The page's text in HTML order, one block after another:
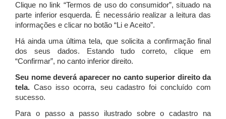
Clique no link “Termos de uso do consumidor”, situado na
parte inferior esquerda. É necessário realizar a leitura das
informações e clicar no botão “Li e Aceito”.
Há ainda uma última tela, que solicita a confirmação final
dos seus dados. Estando tudo correto, clique em
“Confirmar”, no canto inferior direito.
Seu nome deverá aparecer no canto superior direito da
tela. Caso isso ocorra, seu cadastro foi concluído com
sucesso.
Para o passo a passo ilustrado sobre o cadastro na